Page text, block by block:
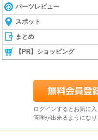
パーツレビュー
スポット
まとめ
【PR】ショッピング
ログインするとお気に
管理が出来るようになり